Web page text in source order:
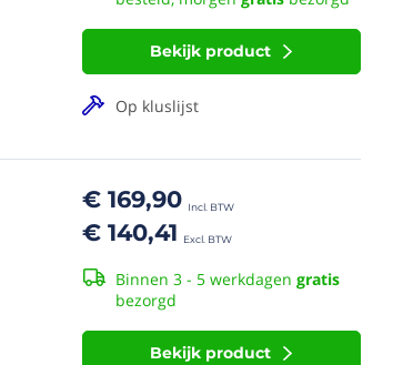
Bekijk product
Op kluslijst
€ 169,90
€ 140,41
Binnen 3 - 5 werkdagen gratis
bezorgd
Bekijk product